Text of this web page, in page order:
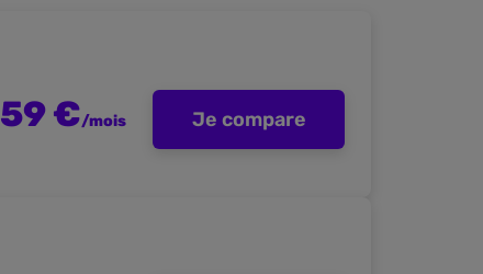
59 €/mois Je compare